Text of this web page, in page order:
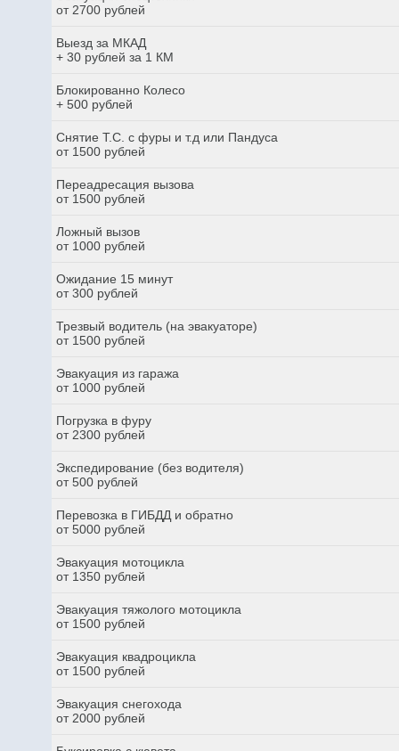
от 2700 рублей
Выезд за МКАД
+ 30 рублей за 1 КМ
Блокированно Колесо
+ 500 рублей
Снятие Т.С. с фуры и т.д или Пандуса
от 1500 рублей
Переадресация вызова
от 1500 рублей
Ложный вызов
от 1000 рублей
Ожидание 15 минут
от 300 рублей
Трезвый водитель (на эвакуаторе)
от 1500 рублей
Эвакуация из гаража
от 1000 рублей
Погрузка в фуру
от 2300 рублей
Экспедирование (без водителя)
от 500 рублей
Перевозка в ГИБДД и обратно
от 5000 рублей
Эвакуация мотоцикла
от 1350 рублей
Эвакуация тяжолого мотоцикла
от 1500 рублей
Эвакуация квадроцикла
от 1500 рублей
Эвакуация снегохода
от 2000 рублей